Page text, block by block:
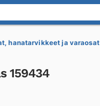
hanatarvikkeet ja varaosat
159434